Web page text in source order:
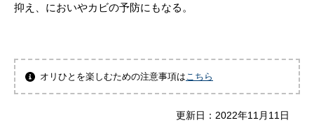
抑え、においやカビの予防にもなる。
オリひとを楽しむための注意事項は こちら
更新日： 2022年11月11日